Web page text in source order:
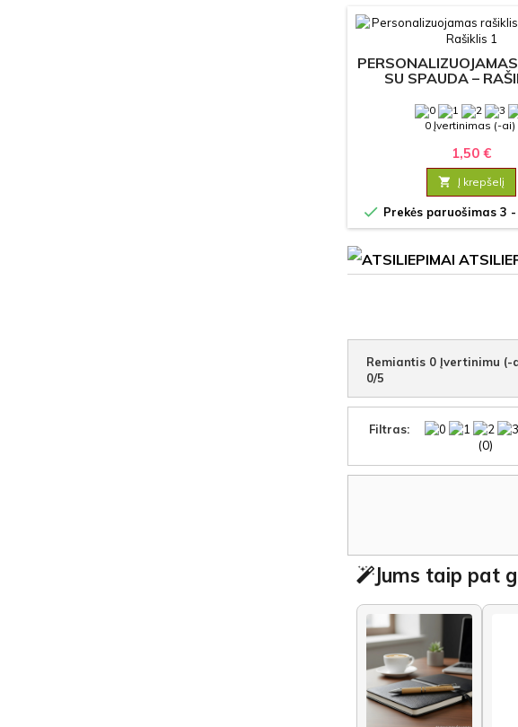
SU SPAUDA –
0 Įvertinimas (-ai)
1,50 €
 Į krepšelį
 Prekės paruošimas 3
Remiantis 0 Įvertinimu (-
0/5
Filtras:
(0)
Jums taip pat